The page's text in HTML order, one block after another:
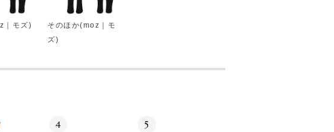
｜モズ)
そのほか(moz｜モ
ズ)
4 5